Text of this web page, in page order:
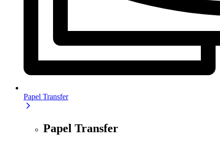
Papel Transfer
Papel Transfer